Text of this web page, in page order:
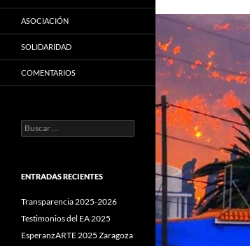
ASOCIACIÓN
SOLIDARIDAD
COMENTARIOS
Buscar:
ENTRADAS RECIENTES
Transparencia 2025-2026
Testimonios del EA 2025
EsperanzARTE 2025 Zaragoza